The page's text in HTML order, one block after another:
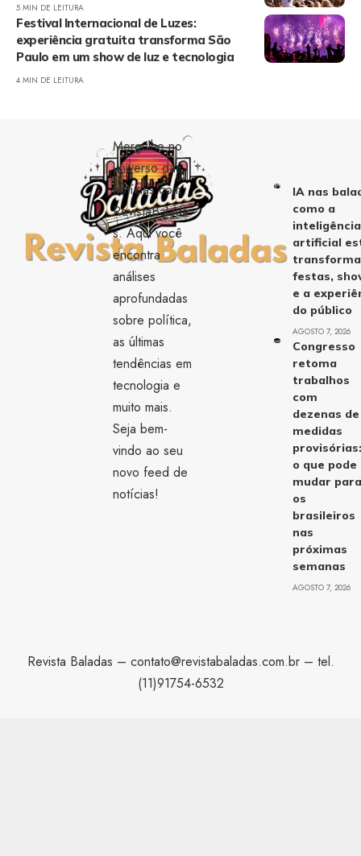
5 MIN DE LEITURA
Festival Internacional de Luzes:
experiência gratuita transforma São
Paulo em um show de luz e tecnologia
4 MIN DE LEITURA
Mergulhe no
universo das
notícias com
RevistaBalada
s. Aqui você
encontra
análises
aprofundadas
sobre política,
as últimas
tendências em
tecnologia e
muito mais.
Seja bem-
vindo ao seu
novo feed de
notícias!
IA nas
como a
inteligência
artificial
festas,
e a
do público
AGOSTO 7, 2026
Congresso
retoma
trabalhos
com
dezenas de
medidas
o que pode
mudar
os
brasileiros
nas
próximas
semanas
AGOSTO 7, 2026
Revista Baladas – contato@revistabaladas.com.br– tel.
(11)91754-6532